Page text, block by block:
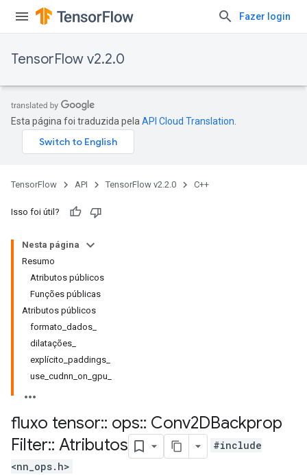
Fazer login
TensorFlow v2.2.0
Esta página foi traduzida pela API Cloud Translation
TensorFlow API TensorFlow v2.2.0 C++
Isso foi útil?
Nesta página
Resumo
Atributos públicos
Funções públicas
Atributos públicos
formato_dados_
dilatações_
explícito_paddings_
use_cudnn_on_gpu_
fluxo tensor:: ops:: Conv2DBackprop
Filter:: Atributos
#include
<nn_ops.h>